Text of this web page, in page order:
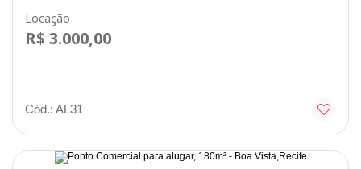
Locação
R$ 3.000,00
Cód.: AL31